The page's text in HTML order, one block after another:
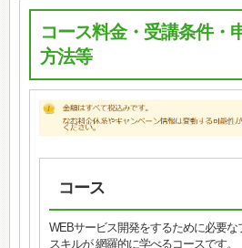
コース料金・受講条件・
方法等
コース
WEBサービス開発をするために必要
スキルが 網羅的に学べるコースです。